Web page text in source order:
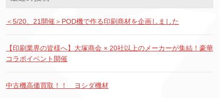
＜5/20、21開催＞POD機で作る印刷商材を企画しました
【印刷業界の皆様へ】大塚商会 × 20社以上のメーカーが集結！豪華
コラボイベント開催
中古機高価買取！！ ヨシダ機材